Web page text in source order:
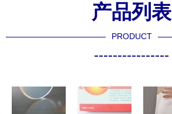
产品列表
PRODUCT
----------------